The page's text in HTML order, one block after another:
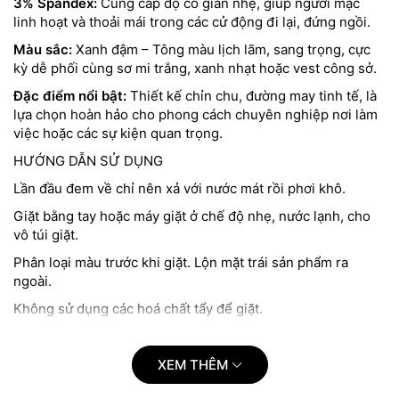
linh hoạt và thoải mái trong các cử động đi lại, đứng ngồi.
Màu sắc: Xanh đậm – Tông màu lịch lãm, sang trọng, cực
kỳ dễ phối cùng sơ mi trắng, xanh nhạt hoặc vest công sở.
Đặc điểm nổi bật: Thiết kế chỉn chu, đường may tinh tế, là
lựa chọn hoàn hảo cho phong cách chuyên nghiệp nơi làm
việc hoặc các sự kiện quan trọng.
HƯỚNG DẪN SỬ DỤNG
Lần đầu đem về chỉ nên xả với nước mát rồi phơi khô.
Giặt bằng tay hoặc máy giặt ở chế độ nhẹ, nước lạnh, cho
vô túi giặt.
Phân loại màu trước khi giặt. Lộn mặt trái sản phẩm ra
ngoài.
Không sử dụng các hoá chất tẩy để giặt.
KHÔNG NÊN GIẶT MÁY GIẶT VỚI CHẾ ĐỘ GIẶT NHANH
XEM THÊM